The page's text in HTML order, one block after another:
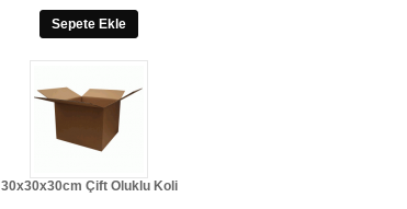
Sepete Ekle
30x30x30cm Çift Oluklu Koli